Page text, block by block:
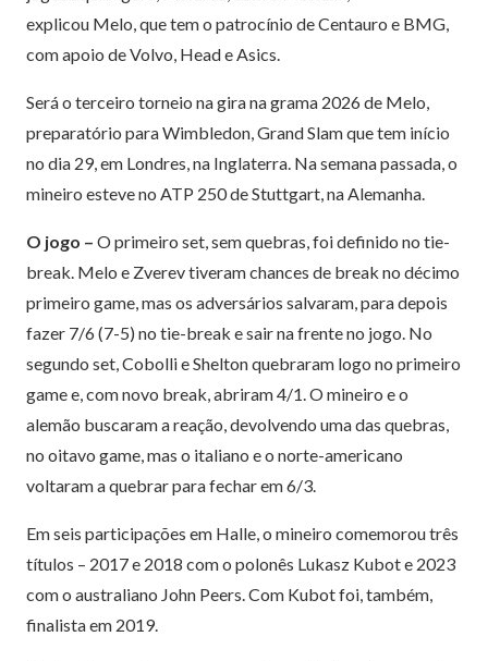
explicou Melo, que tem o patrocínio de Centauro e BMG,
com apoio de Volvo, Head e Asics.
Será o terceiro torneio na gira na grama 2026 de Melo,
preparatório para Wimbledon, Grand Slam que tem início
no dia 29, em Londres, na Inglaterra. Na semana passada, o
mineiro esteve no ATP 250 de Stuttgart, na Alemanha.
O jogo – O primeiro set, sem quebras, foi definido no tie-
break. Melo e Zverev tiveram chances de break no décimo
primeiro game, mas os adversários salvaram, para depois
fazer 7/6 (7-5) no tie-break e sair na frente no jogo. No
segundo set, Cobolli e Shelton quebraram logo no primeiro
game e, com novo break, abriram 4/1. O mineiro e o
alemão buscaram a reação, devolvendo uma das quebras,
no oitavo game, mas o italiano e o norte-americano
voltaram a quebrar para fechar em 6/3.
Em seis participações em Halle, o mineiro comemorou três
títulos – 2017 e 2018 com o polonês Lukasz Kubot e 2023
com o australiano John Peers. Com Kubot foi, também,
finalista em 2019.